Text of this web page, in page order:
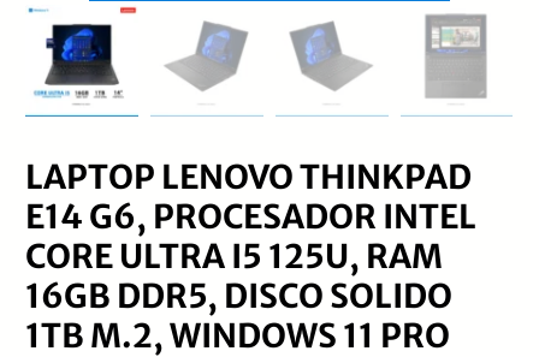
LAPTOP LENOVO THINKPAD
E14 G6, PROCESADOR INTEL
CORE ULTRA I5 125U, RAM
16GB DDR5, DISCO SOLIDO
1TB M.2, WINDOWS 11 PRO